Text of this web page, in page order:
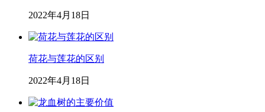
2022年4月18日
荷花与莲花的区别
2022年4月18日